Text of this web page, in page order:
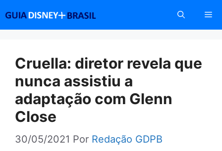
conteúdo
Cruella: diretor revela que
nunca assistiu a
adaptação com Glenn
Close
30/05/2021 Por Redação GDPB